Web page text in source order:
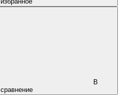
В
сравнение